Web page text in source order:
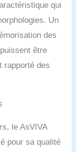
qui
Un
des
être
rapporté des
le AsVIVA
pour sa qualité